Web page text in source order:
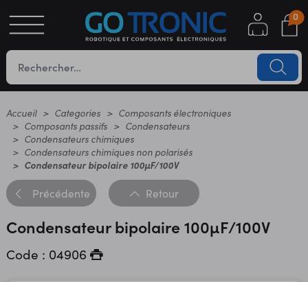
0
Accueil Categories
Composants électroniques
Composants passifs
Condensateurs
Condensateurs chimiques
Condensateurs chimiques non polarisés
Condensateur bipolaire 100µF/100V
Précédente Retour
Condensateur bipolaire 100µF/100V
Code : 04906